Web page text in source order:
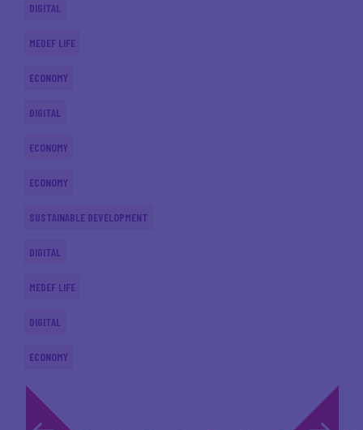
DIGITAL
MEDEF LIFE
ECONOMY
DIGITAL
ECONOMY
ECONOMY
SUSTAINABLE DEVELOPMENT
DIGITAL
MEDEF LIFE
DIGITAL
ECONOMY